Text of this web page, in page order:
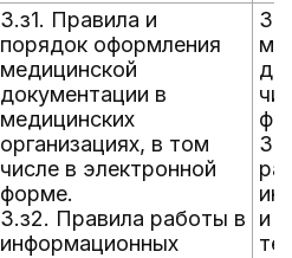
3.з1. Правила и
порядок оформления
медицинской
документации в
медицинских
организациях, в том
числе в электронной
форме.
3.з2. Правила работы в
информационных
и